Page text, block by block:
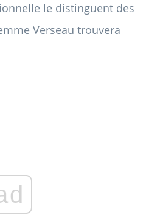
le distinguent des
Verseau trouvera